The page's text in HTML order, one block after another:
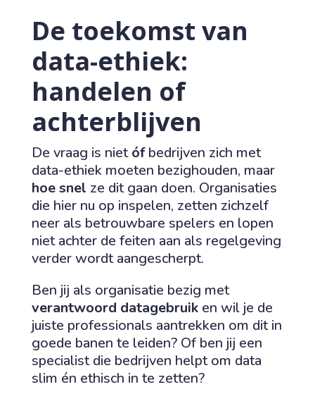
De toekomst van
data-ethiek:
handelen of
achterblijven
De vraag is nietófbedrijven zich met
data-ethiek moeten bezighouden, maar
hoe snel ze dit gaan doen. Organisaties
die hier nu op inspelen, zetten zichzelf
neer als betrouwbare spelers en lopen
niet achter de feiten aan als regelgeving
verder wordt aangescherpt.
Ben jij als organisatie bezig met
verantwoord datagebruiken wil je de
juiste professionals aantrekken om dit in
goede banen te leiden? Of ben jij een
specialist die bedrijven helpt om data
slim én ethisch in te zetten?